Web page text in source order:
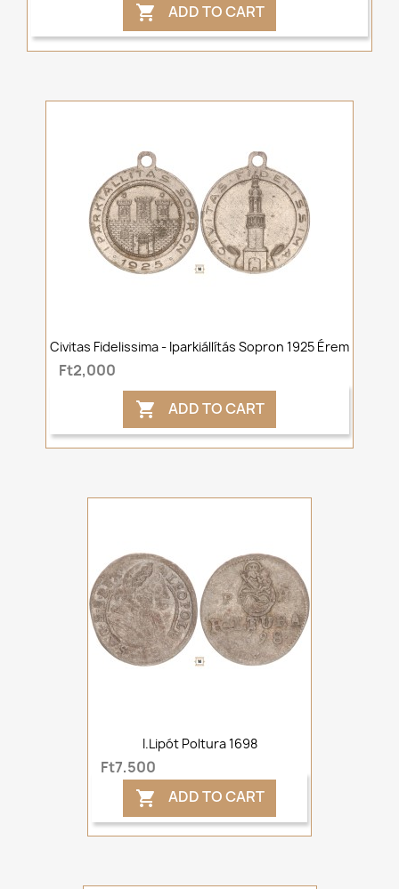
 ADD TO CART
Civitas Fidelissima - Iparkiállítás Sopron 1925 Érem
Ft2,000
 ADD TO CART
I.Lipót Poltura 1698
Ft7,500
 ADD TO CART